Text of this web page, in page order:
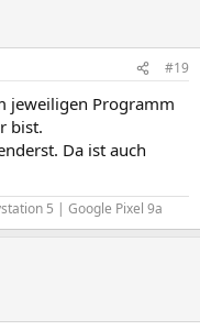
#19
jeweiligen Programm
bist.
Da ist auch
5 | Google Pixel 9a​